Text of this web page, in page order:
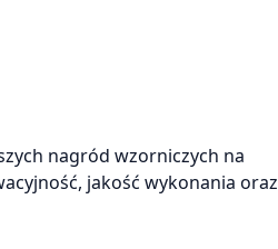
nagród wzorniczych na
jakość wykonania oraz